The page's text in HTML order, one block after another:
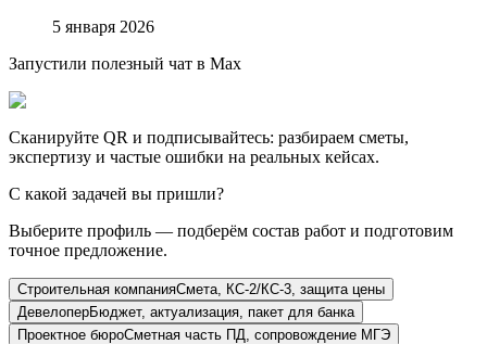
5 января 2026
Запустили полезный чат в Max
Сканируйте QR и подписывайтесь: разбираем сметы,
экспертизу и частые ошибки на реальных кейсах.
С какой задачей вы пришли?
Выберите профиль — подберём состав работ и подготовим
точное предложение.
Строительная компанияСмета, КС-2/КС-3, защита цены
ДевелоперБюджет, актуализация, пакет для банка
Проектное бюроСметная часть ПД, сопровождение МГЭ